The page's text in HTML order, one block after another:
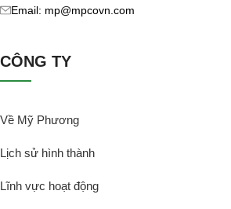
Email: mp@mpcovn.com
CÔNG TY
Về Mỹ Phương
Lịch sử hình thành
Lĩnh vực hoạt động